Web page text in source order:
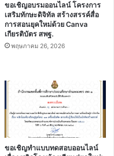
ขอเชิญอบรมออนไลน์ โครงการ
เสริมทักษะดิจิทัล สร้างสรรค์สื่อ
การสอนยุคใหม่ด้วย Canva
เกียรติบัตร สพฐ.
พฤษภาคม 26, 2026
ขอเชิญทำแบบทดสอบออนไลน์